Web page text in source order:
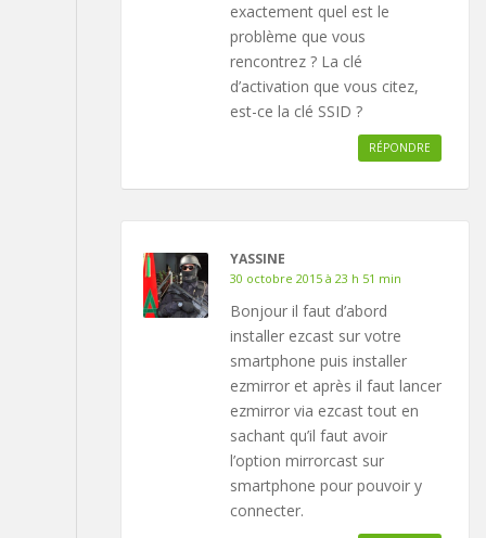
exactement quel est le
problème que vous
rencontrez ? La clé
d’activation que vous citez,
est-ce la clé SSID ?
RÉPONDRE
YASSINE
30 octobre 2015 à 23 h 51 min
Bonjour il faut d’abord
installer ezcast sur votre
smartphone puis installer
ezmirror et après il faut lancer
ezmirror via ezcast tout en
sachant qu’il faut avoir
l’option mirrorcast sur
smartphone pour pouvoir y
connecter.